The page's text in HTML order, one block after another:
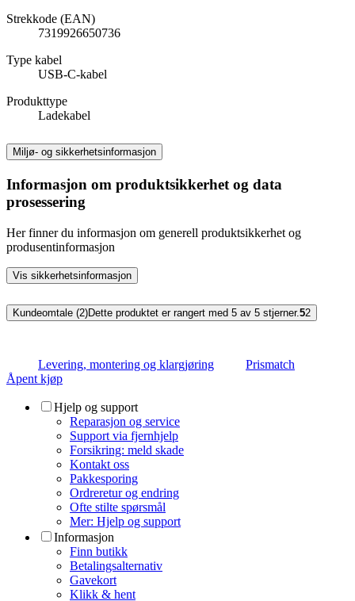
Strekkode (EAN)
7319926650736
Type kabel
USB-C-kabel
Produkttype
Ladekabel
Miljø- og sikkerhetsinformasjon
Informasjon om produktsikkerhet og data
prosessering
Her finner du informasjon om generell produktsikkerhet og
produsentinformasjon
Vis sikkerhetsinformasjon
Kundeomtale (2)Dette produktet er rangert med 5 av 5 stjerner.52
Levering, montering og klargjøring
Prismatch
Åpent kjøp
Hjelp og support
Reparasjon og service
Support via fjernhjelp
Forsikring: meld skade
Kontakt oss
Pakkesporing
Ordreretur og endring
Ofte stilte spørsmål
Mer: Hjelp og support
Informasjon
Finn butikk
Betalingsalternativ
Gavekort
Klikk & hent